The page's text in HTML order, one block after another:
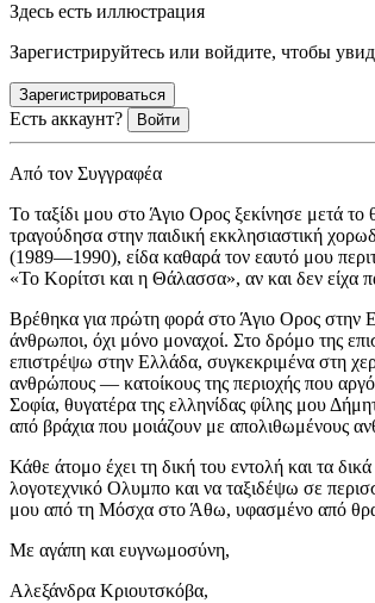
Здесь есть иллюстрация
Зарегистрируйтесь или войдите, чтобы
Зарегистрироваться
Есть аккаунт? Войти
Από τον Συγγραφέα
Το ταξίδι μου στο Άγιο Oρος ξεκίνησε μετά
τραγούδησα στην παιδική εκκλησιαστική
(1989—1990), είδα καθαρά τον εαυτό μου
«Το Κορίτσι και η Θάλασσα», αν και δεν είχα
Βρέθηκα για πρώτη φορά στο Άγιο Oρος στην
άνθρωποι, όχι μόνο μοναχοί. Στο δρόμο της
επιστρέψω στην Ελλάδα, συγκεκριμένα στη
ανθρώπους — κατοίκους της περιοχής που
Σοφία, θυγατέρα της ελληνίδας φίλης μου
από βράχια που μοιάζουν με απολιθωμένους
Κάθε άτομο έχει τη δική του εντολή και τα
λογοτεχνικό Oλυμπο και να ταξιδέψω σε
μου από τη Μόσχα στο Άθω, υφασμένο από
Με αγάπη και ευγνωμοσύνη,
Αλεξάνδρα Κριουτσκόβα,